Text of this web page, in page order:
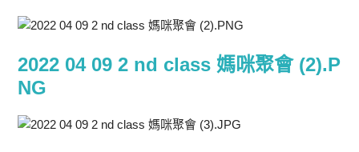
2022 04 09 2 nd class 媽咪聚會 (2).P
NG